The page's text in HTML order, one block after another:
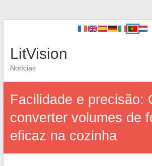
LitVision
Notícias
Facilidade e precisão:
converter volumes de
eficaz na cozinha